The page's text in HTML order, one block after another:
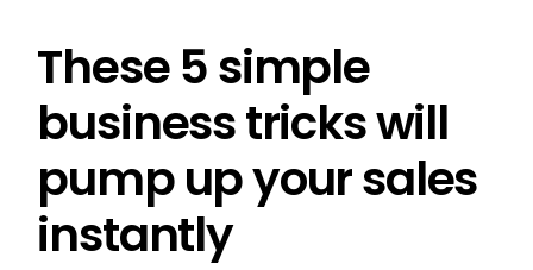
These 5 simple
business tricks will
pump up your sales
instantly